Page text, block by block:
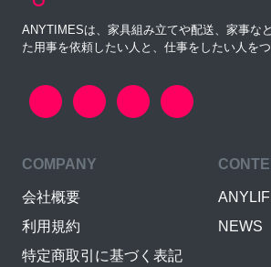
ANYTIMESは、家具組み立てや配送、家事な
た用事を依頼したい人と、仕事をしたい人をつ
COMPANY
会社概要
利用規約
特定商取引に基づく表記
NEWS